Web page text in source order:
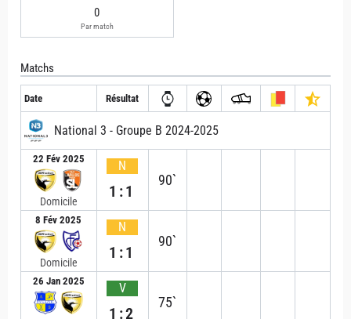
0
Par match
Matchs
Date Résultat
National 3 - Groupe B 2024-2025
22 Fév 2025
Domicile
N
1:1
90`
8 Fév 2025
Domicile
N
1:1
90`
26 Jan 2025 V
1:2
75`